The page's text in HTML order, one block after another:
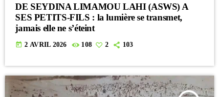
DE SEYDINA LIMAMOU LAHI (ASWS) A
SES PETITS-FILS : la lumière se transmet,
jamais elle ne s’éteint
today 2 AVRIL 2026 108 2 103